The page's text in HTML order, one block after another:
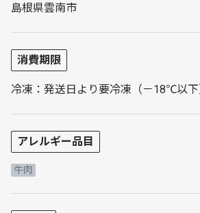
島根県雲南市
消費期限
冷凍：発送日より要冷凍（－18℃以
アレルギー品目
牛肉